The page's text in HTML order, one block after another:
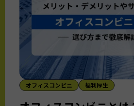
オフィスコンビニ 福利厚生